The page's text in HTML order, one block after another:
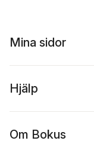
Mina sidor
Hjälp
Om Bokus